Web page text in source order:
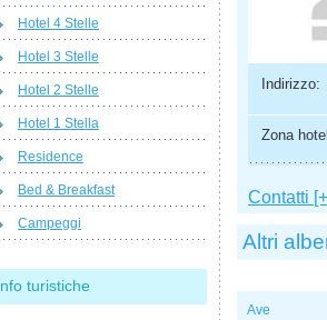
Indirizzo:
Zona
Contatti
Altri
Ave
Hotel 4 Stelle
Hotel 3 Stelle
Hotel 2 Stelle
Hotel 1 Stella
Residence
Bed & Breakfast
Campeggi
Info turistiche